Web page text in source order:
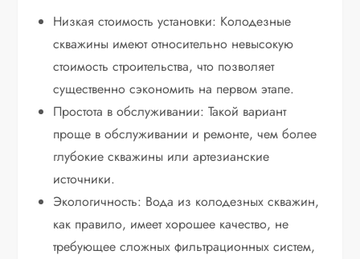
Низкая стоимость установки: Колодезные
скважины имеют относительно невысокую
стоимость строительства, что позволяет
существенно сэкономить на первом этапе.
Простота в обслуживании: Такой вариант
проще в обслуживании и ремонте, чем более
глубокие скважины или артезианские
источники.
Экологичность: Вода из колодезных скважин,
как правило, имеет хорошее качество, не
требующее сложных фильтрационных систем,